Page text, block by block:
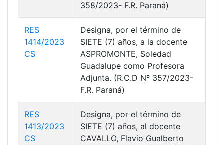
358/2023- F.R. Paraná)
RES
1414/2023
CS
Designa, por el término de
SIETE (7) años, a la docente
ASPROMONTE, Soledad
Guadalupe como Profesora
Adjunta. (R.C.D Nº 357/2023-
F.R. Paraná)
RES
1413/2023
CS
Designa, por el término de
SIETE (7) años, al docente
CAVALLO, Flavio Gualberto